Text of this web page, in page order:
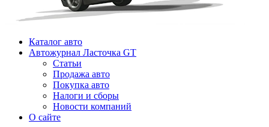
Каталог авто
Автожурнал Ласточка GT
Статьи
Продажа авто
Покупка авто
Налоги и сборы
Новости компаний
О сайте